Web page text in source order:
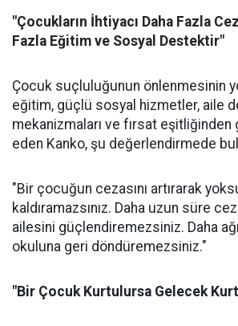
"Çocukların İhtiyacı Daha Fazla
Fazla Eğitim ve Sosyal Destektir"
Çocuk suçluluğunun önlenmesinin
eğitim, güçlü sosyal hizmetler, aile
mekanizmaları ve fırsat
eden Kanko, şu değerlendirmede
"Bir çocuğun cezasını artırarak
kaldıramazsınız. Daha uzun süre
ailesini güçlendiremezsiniz. Daha
okuluna geri döndüremezsiniz."
"Bir Çocuk Kurtulursa Gelecek